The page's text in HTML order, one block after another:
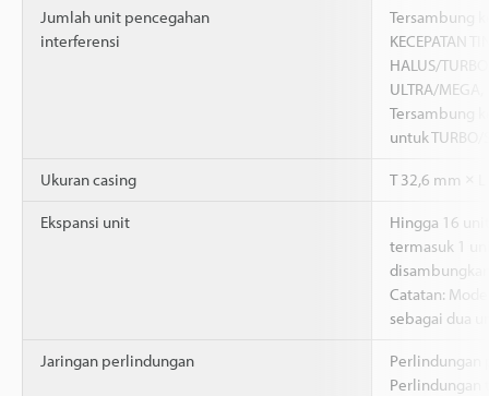
Jumlah unit pencegahan
interferensi
Tersambung
KECEPATAN
HALUS/
ULTRA/MEGA,
Tersambung
untuk TURBO/
Ukuran casing T 32,6 mm ×
Ekspansi unit
Hingga 16
termasuk 1
Catatan:
sebagai dua
Jaringan perlindungan
Perlindungan
Perlindungan